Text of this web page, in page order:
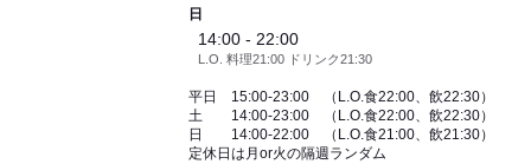
日
14:00 - 22:00
L.O. 料理21:00 ドリンク21:30
平日 15:00-23:00 （L.O.食22:00、飲22:30）
土 14:00-23:00 （L.O.食22:00、飲22:30）
日 14:00-22:00 （L.O.食21:00、飲21:30）
定休日は月or火の隔週ランダム